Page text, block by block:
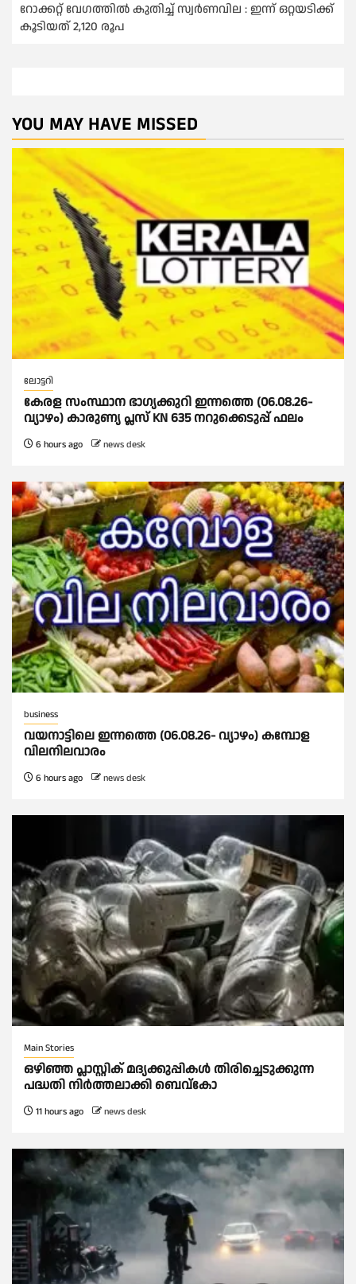
റോക്കറ്റ് വേഗത്തില്‍ കുതിച്ച് സ്വര്‍ണവില : ഇന്ന് ഒറ്റയടിക്ക്
കൂടിയത് 2,120 രൂപ
YOU MAY HAVE MISSED
ലോട്ടറി
കേരള സംസ്ഥാന ഭാഗ്യക്കുറി ഇന്നത്തെ (06.08.26-
വ്യാഴം) കാരുണ്യ പ്ലസ് KN 635 നറുക്കെടുപ്പ് ഫലം
6 hours ago news desk
business
വയനാട്ടിലെ ഇന്നത്തെ (06.08.26- വ്യാഴം) കമ്പോള
വിലനിലവാരം
6 hours ago news desk
Main Stories
ഒഴിഞ്ഞ പ്ലാസ്റ്റിക് മദ്യക്കുപ്പികള്‍ തിരിച്ചെടുക്കുന്ന
പദ്ധതി നിര്‍ത്തലാക്കി ബെവ്കോ
11 hours ago news desk